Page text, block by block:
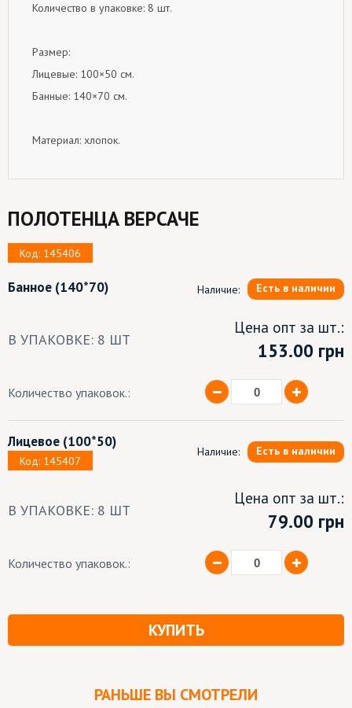
Количество в упаковке: 8 шт.
Размер:
Лицевые: 100×50 см.
Банные: 140×70 см.
Материал: хлопок.
ПОЛОТЕНЦА ВЕРСАЧЕ
Код: 145406
Банное (140*70) Наличие: Есть в наличии
В УПАКОВКЕ: 8 ШТ
Цена опт за шт.:
153.00 грн
Количество упаковок.:
Лицевое (100*50)
Код: 145407
Наличие: Есть в наличии
В УПАКОВКЕ: 8 ШТ
Цена опт за шт.:
79.00 грн
Количество упаковок.:
КУПИТЬ
РАНЬШЕ ВЫ СМОТРЕЛИ